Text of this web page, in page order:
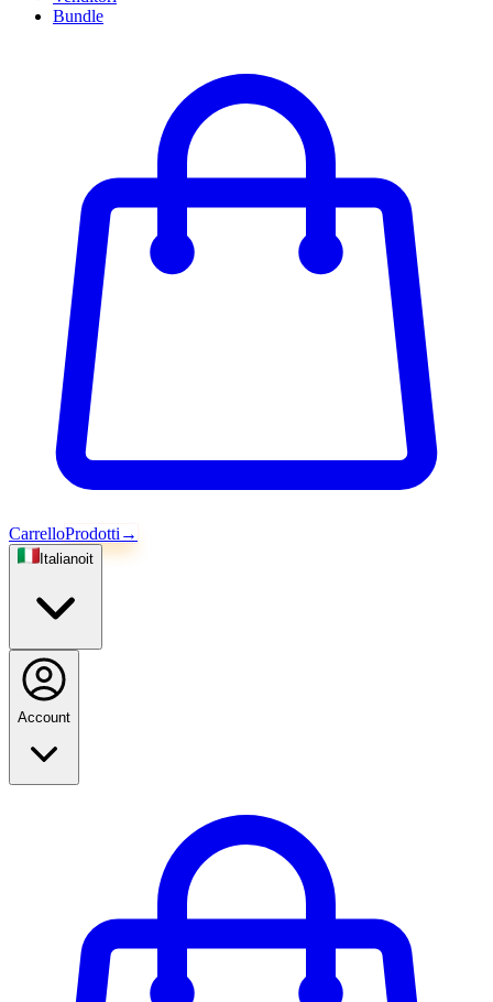
Bundle
CarrelloProdotti →
Italianoit
Account